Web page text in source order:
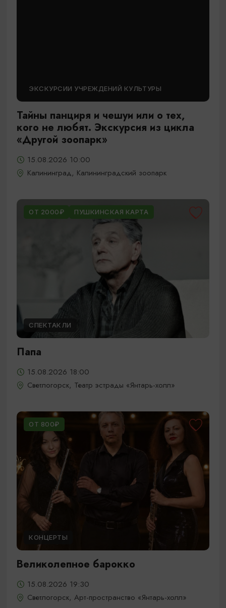
ЭКСКУРСИИ УЧРЕЖДЕНИЙ КУЛЬТУРЫ
Тайны панциря и чешуи или о тех,
кого не любят. Экскурсия из цикла
«Другой зоопарк»
15.08.2026 10:00
Калининград, Калининградский зоопарк
ОТ 2000₽ ПУШКИНСКАЯ КАРТА
СПЕКТАКЛИ
Папа
15.08.2026 18:00
Светлогорск, Театр эстрады «Янтарь-холл»
ОТ 800₽
КОНЦЕРТЫ
Великолепное барокко
15.08.2026 19:30
Светлогорск, Арт-пространство «Янтарь-холл»